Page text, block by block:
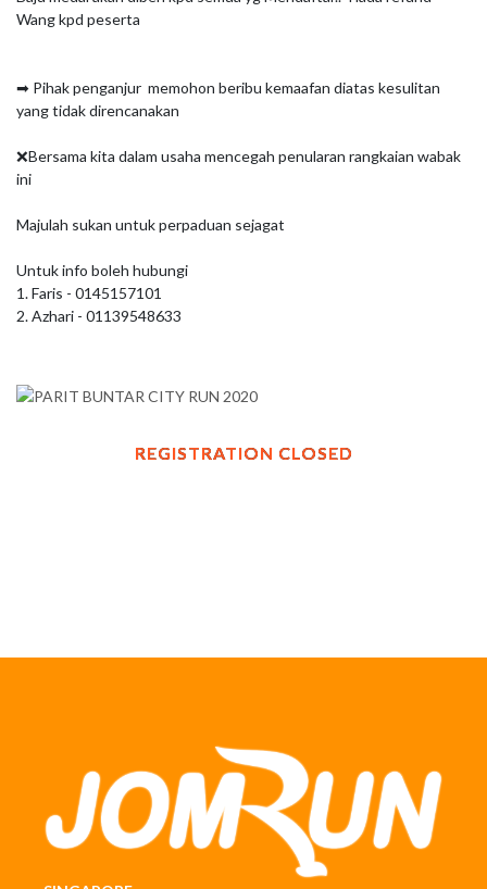
Wang kpd peserta
➡ Pihak penganjur  memohon beribu kemaafan diatas kesulitan
yang tidak direncanakan
❌Bersama kita dalam usaha mencegah penularan rangkaian wabak
ini
Majulah sukan untuk perpaduan sejagat
Untuk info boleh hubungi
1. Faris - 0145157101
2. Azhari - 01139548633
REGISTRATION CLOSED